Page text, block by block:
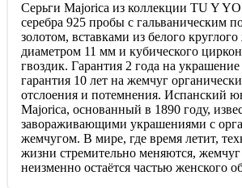
Серьги Majorica из коллекции TU Y
серебра 925 пробы с гальваническим
золотом, вставками из белого
диаметром 11 мм и кубического
гвоздик. Гарантия 2 года на украшение
гарантия 10 лет на жемчуг
отслоения и потемнения. Испанский
Majorica, основанный в 1890 году,
завораживающими украшениями c
жемчугом. В мире, где время летит,
жизни стремительно меняются,
неизменно остаётся частью женского